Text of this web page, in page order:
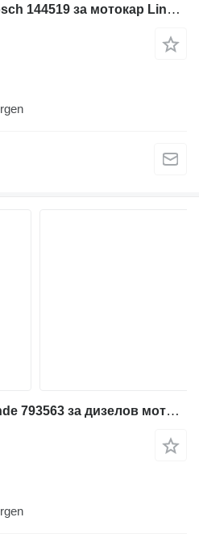
Блок за управление Bosch 144519 за мотокар Linde H50D
Блок за управление Linde 793563 за дизелов мотокар Linde 396 Series